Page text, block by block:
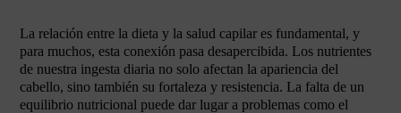
La relación entre la dieta y la salud capilar es fundamental, y
para muchos, esta conexión pasa desapercibida. Los nutrientes
de nuestra ingesta diaria no solo afectan la apariencia del
cabello, sino también su fortaleza y resistencia. La falta de un
equilibrio nutricional puede dar lugar a problemas como el